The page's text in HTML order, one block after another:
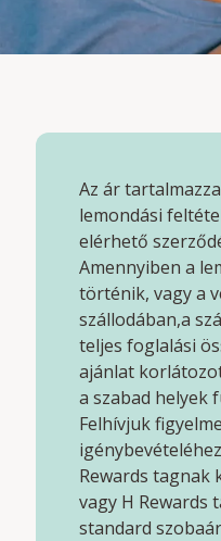
Az ár
lemondási
elérhető
Amennyiben a
történik, vagy a
szállodában,a
teljes foglalási
ajánlat
a szabad helyek
Felhívjuk
Rewards tagnak
vagy H Rewards
standard